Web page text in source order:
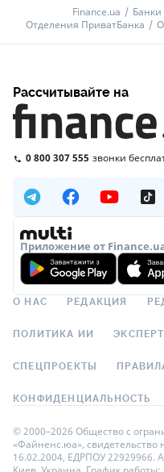
Finance.ua
Отделения ПриватБанка
Рассчитывайте на
0 800 307 555 звонки
Приложение от
О НАС РЕДАКЦИЯ
ПОЛИТИКА ИИ
СПЕЦПРОЕКТЫ
КОНФИДЕНЦИАЛЬНОСТЬ
© 2000–2026 Общество с
«Файненс.юа», свидетельство
16.02.2004, ЕДРПОУ 22929966.